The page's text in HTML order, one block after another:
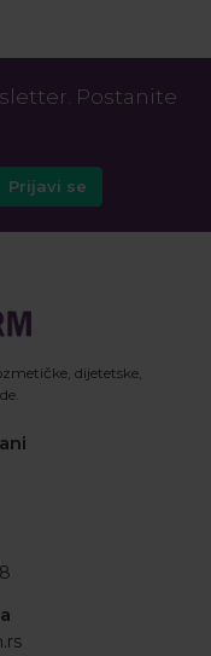
Postanite
dijetetske,